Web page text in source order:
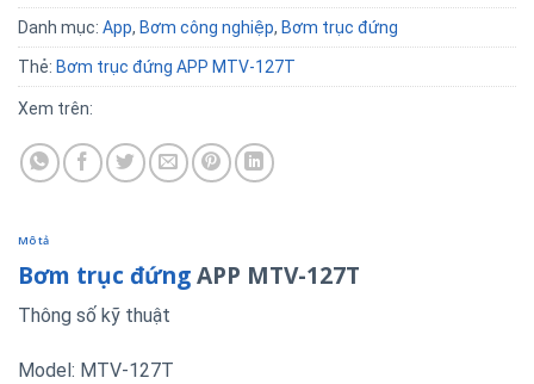
Danh mục: App, Bơm công nghiệp, Bơm trục đứng
Thẻ: Bơm trục đứng APP MTV-127T
Xem trên:
Mô tả
Bơm trục đứngAPP MTV-127T
Thông số kỹ thuật
Model: MTV-127T